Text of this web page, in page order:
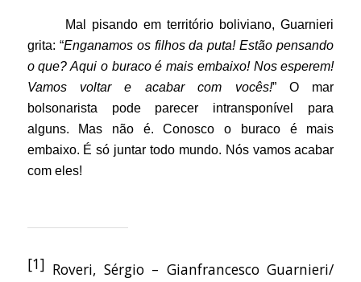
Mal pisando em território boliviano, Guarnieri
grita: “Enganamos os filhos da puta! Estão pensando
o que? Aqui o buraco é mais embaixo! Nos esperem!
Vamos voltar e acabar com vocês!” O mar
bolsonarista pode parecer intransponível para
alguns. Mas não é. Conosco o buraco é mais
embaixo. É só juntar todo mundo. Nós vamos acabar
com eles!
[1] Roveri, Sérgio – Gianfrancesco Guarnieri/